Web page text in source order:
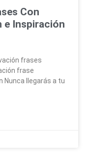
Con
e Inspiración
frases
frase
Nunca llegarás a tu